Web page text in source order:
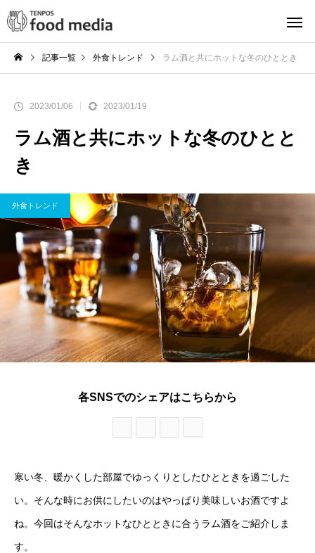
記事一覧 外食トレンド ラム酒と共にホットな冬のひととき
2023/01/06 2023/01/19
ラム酒と共にホットな冬のひとと
き
外食トレンド
各SNSでのシェアはこちらから
寒い冬、暖かくした部屋でゆっくりとしたひとときを過ごした
い。そんな時にお供にしたいのはやっぱり美味しいお酒ですよ
ね。今回はそんなホットなひとときに合うラム酒をご紹介しま
す。